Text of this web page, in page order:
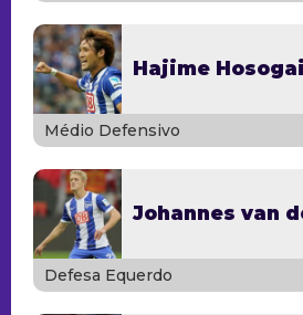
Hajime Hosogai
Médio Defensivo
Johannes van
Defesa Equerdo